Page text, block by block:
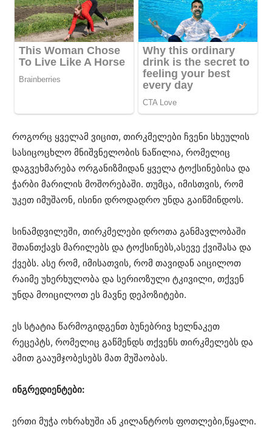
როგორც ყველამ ვიცით, თირკმელები ჩვენი სხეულის
სასიცოცხლო მნიშვნელობის ნაწილია, რომელიც
დაგვეხმარება ორგანიზმიდან ყველა ტოქსინებისა და
ჭარბი მარილის მოშორებაში. თუმცა, იმისთვის, რომ
უკეთ იმუშაონ, ისინი დროდადრო უნდა გაიწმინდოს.
სინამდვილეში, თირკმელები დროთა განმავლობაში
შთანთქავს მარილებს და ტოქსინებს,ასევე ქვიშასა და
ქვებს. ასე რომ, იმისათვის, რომ თავიდან აიცილოთ
რაიმე უხერხულობა და სერიოზული ტკივილი, თქვენ
უნდა მოიცილოთ ეს მავნე დეპოზიტები.
ეს სტატია წარმოგიდგენთ ბუნებრივ ხელნაკეთ
რეცეპტს, რომელიც გაწმენდს თქვენს თირკმელებს და
ამით გააუმჯობესებს მათ მუშაობას.
ინგრედიენტები:
ერთი მუჭა ოხრახუში ან კილანტროს ფოთლები,წყალი.